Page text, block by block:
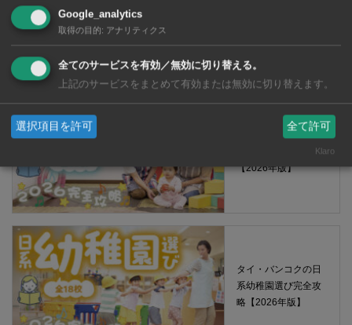
える薬 2026年版
タイ・バンコクの保
【2026年版】
タイ・バンコクの日
系幼稚園選び完全攻
略【2026年版】
Google_analytics
取得の目的: アナリティクス
全てのサービスを有効／無効に切り替える。
上記のサービスをまとめて有効または無効に切り替えます。
選択項目を許可 全て許可
Klaro